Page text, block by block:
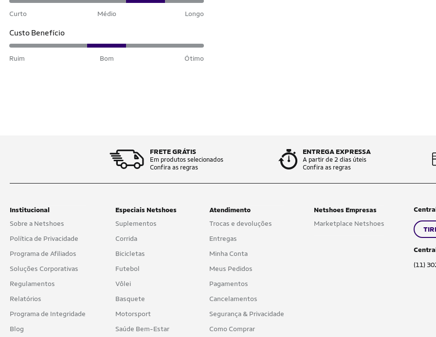
Curto Médio Longo
Custo Benefício
Ruim Bom Ótimo
FRETE GRÁTIS
Em produtos selecionados
Confira as regras
ENTREGA EXPRESSA
A partir de 2 dias úteis
Confira as regras
Institucional
Sobre a Netshoes
Política de Privacidade
Programa de Afiliados
Soluções Corporativas
Regulamentos
Relatórios
Programa de Integridade
Blog
Especiais Netshoes
Suplementos
Corrida
Bicicletas
Futebol
Vôlei
Basquete
Motorsport
Saúde Bem-Estar
Atendimento
Trocas e devoluções
Entregas
Minha Conta
Meus Pedidos
Pagamentos
Cancelamentos
Segurança & Privacidade
Como Comprar
Netshoes Empresas
Marketplace Netshoes
(11)